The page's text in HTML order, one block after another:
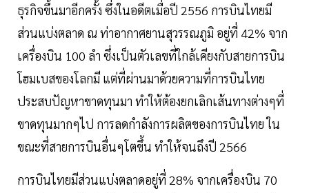
ธุรกิจขึ้นมาอีกครั้ง ซึ่งในอดีตเมื่อปี 2556 การบินไทยมี
ส่วนแบ่งตลาด ณ ท่าอากาศยานสุวรรณภูมิ อยู่ที่ 42% จาก
เครื่องบิน 100 ลำ ซึ่งเป็นตัวเลขที่ใกล้เคียงกับสายการบิน
โฮมเบสของโลกมี แต่ที่ผ่านมาด้วยความที่การบินไทย
ประสบปัญหาขาดทุนมา ทำให้ต้องยกเลิกเส้นทางต่างๆที่
ขาดทุนมากๆไป การลดกำลังการผลิตของการบินไทย ใน
ขณะที่สายการบินอื่นๆโตขึ้น ทำให้จนถึงปี 2566
การบินไทยมีส่วนแบ่งตลาดอยู่ที่ 28% จากเครื่องบิน 70